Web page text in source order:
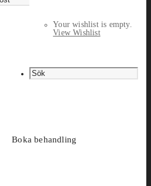
Your wishlist is empty.
View Wishlist
Boka behandling